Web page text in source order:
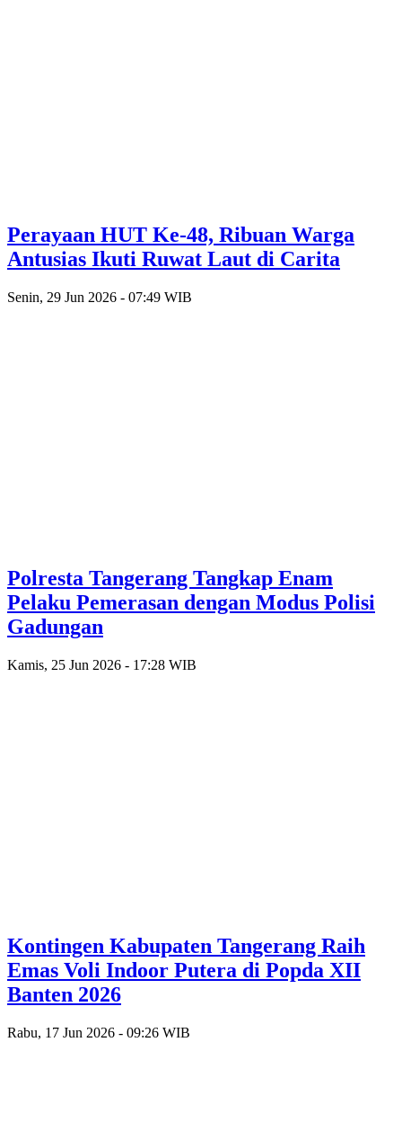
Perayaan HUT Ke-48, Ribuan Warga
Antusias Ikuti Ruwat Laut di Carita
Senin, 29 Jun 2026 - 07:49 WIB
Polresta Tangerang Tangkap Enam
Pelaku Pemerasan dengan Modus Polisi
Gadungan
Kamis, 25 Jun 2026 - 17:28 WIB
Kontingen Kabupaten Tangerang Raih
Emas Voli Indoor Putera di Popda XII
Banten 2026
Rabu, 17 Jun 2026 - 09:26 WIB